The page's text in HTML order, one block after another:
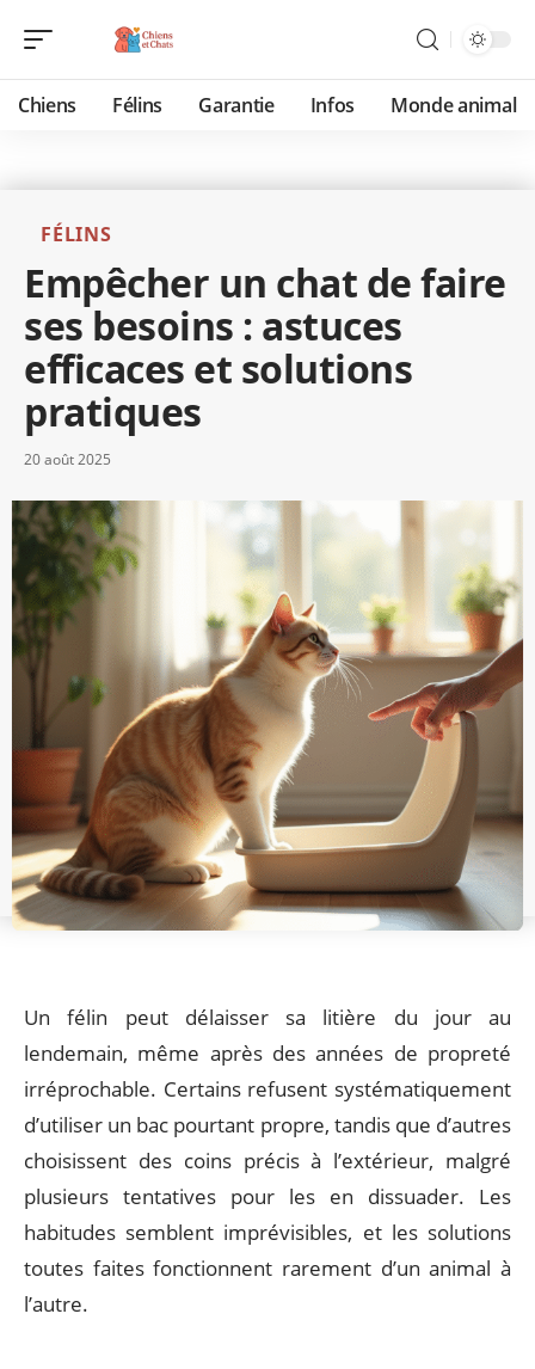
Chiens Félins Garantie Infos Monde animal
FÉLINS
Empêcher un chat de faire
ses besoins : astuces
efficaces et solutions
pratiques
20 août 2025
Un félin peut délaisser sa litière du jour au
lendemain, même après des années de propreté
irréprochable. Certains refusent systématiquement
d’utiliser un bac pourtant propre, tandis que d’autres
choisissent des coins précis à l’extérieur, malgré
plusieurs tentatives pour les en dissuader. Les
habitudes semblent imprévisibles, et les solutions
toutes faites fonctionnent rarement d’un animal à
l’autre.